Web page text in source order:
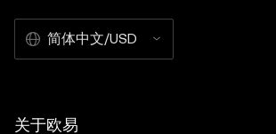
简体中文/USD
关于欧易